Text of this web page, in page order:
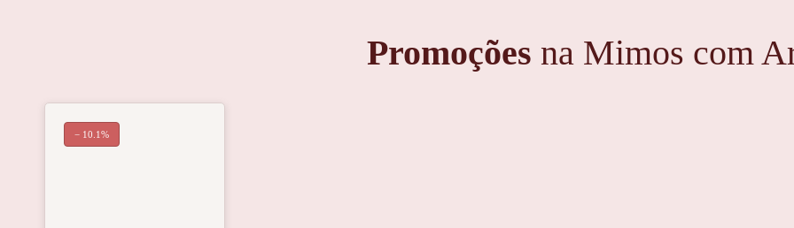
Promoções na Mimos com
− 10.1%